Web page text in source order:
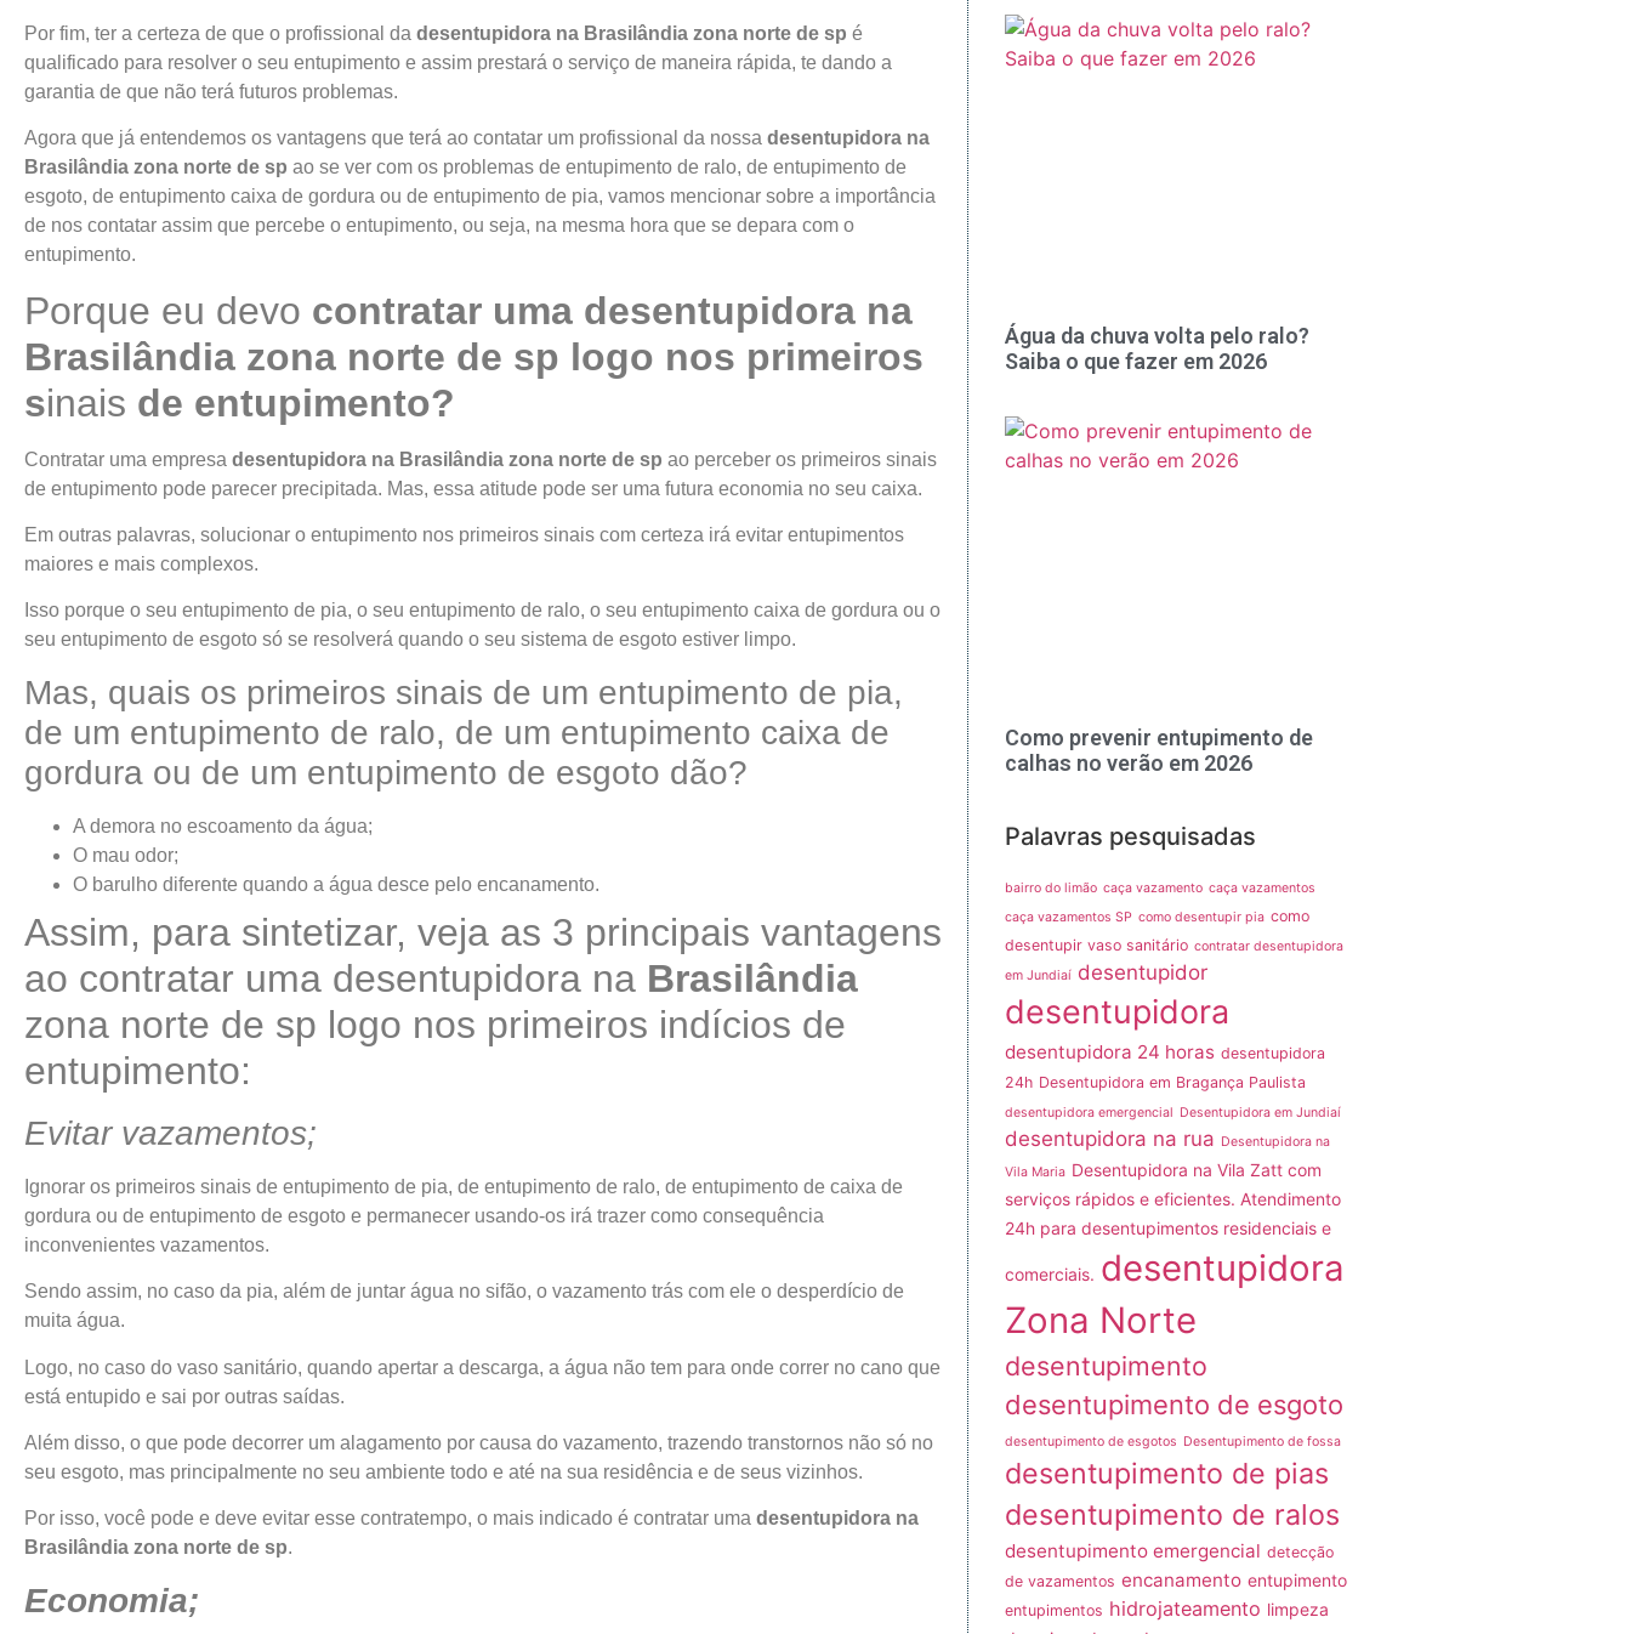
Por fim, ter a certeza de que o profissional da desentupidora na Brasilândia zona norte de sp é
qualificado para resolver o seu entupimento e assim prestará o serviço de maneira rápida, te dando a
garantia de que não terá futuros problemas.
Agora que já entendemos os vantagens que terá ao contatar um profissional da nossa desentupidora na
Brasilândia zona norte de sp ao se ver com os problemas de entupimento de ralo, de entupimento de
esgoto, de entupimento caixa de gordura ou de entupimento de pia, vamos mencionar sobre a importância
de nos contatar assim que percebe o entupimento, ou seja, na mesma hora que se depara com o
entupimento.
Porque eu devo contratar uma desentupidora na
Brasilândia zona norte de sp logo nos primeiros
sinais de entupimento?
Contratar uma empresa desentupidora na Brasilândia zona norte de sp ao perceber os primeiros sinais
de entupimento pode parecer precipitada. Mas, essa atitude pode ser uma futura economia no seu caixa.
Em outras palavras, solucionar o entupimento nos primeiros sinais com certeza irá evitar entupimentos
maiores e mais complexos.
Isso porque o seu entupimento de pia, o seu entupimento de ralo, o seu entupimento caixa de gordura ou o
seu entupimento de esgoto só se resolverá quando o seu sistema de esgoto estiver limpo.
Mas, quais os primeiros sinais de um entupimento de pia,
de um entupimento de ralo, de um entupimento caixa de
gordura ou de um entupimento de esgoto dão?
A demora no escoamento da água;
O mau odor;
O barulho diferente quando a água desce pelo encanamento.
Assim, para sintetizar, veja as 3 principais vantagens
ao contratar uma desentupidora na Brasilândia
zona norte de sp logo nos primeiros indícios de
entupimento:
Evitar vazamentos;
Ignorar os primeiros sinais de entupimento de pia, de entupimento de ralo, de entupimento de caixa de
gordura ou de entupimento de esgoto e permanecer usando-os irá trazer como consequência
inconvenientes vazamentos.
Sendo assim, no caso da pia, além de juntar água no sifão, o vazamento trás com ele o desperdício de
muita água.
Logo, no caso do vaso sanitário, quando apertar a descarga, a água não tem para onde correr no cano que
está entupido e sai por outras saídas.
Além disso, o que pode decorrer um alagamento por causa do vazamento, trazendo transtornos não só no
seu esgoto, mas principalmente no seu ambiente todo e até na sua residência e de seus vizinhos.
Por isso, você pode e deve evitar esse contratempo, o mais indicado é contratar uma desentupidora na
Brasilândia zona norte de sp.
Economia;
Água da chuva volta pelo ralo?
Saiba o que fazer em 2026
Como prevenir entupimento de
calhas no verão em 2026
Palavras pesquisadas
bairro do limão caça vazamento caça vazamentos
caça vazamentos SP como desentupir pia como
desentupir vaso sanitário contratar desentupidora
em Jundiaí desentupidor
desentupidora
desentupidora 24 horas desentupidora
24h Desentupidora em Bragança Paulista
desentupidora emergencial Desentupidora em Jundiaí
desentupidora na rua Desentupidora na
Vila Maria Desentupidora na Vila Zatt com
serviços rápidos e eficientes. Atendimento
24h para desentupimentos residenciais e
comerciais. desentupidora
Zona Norte
desentupimento
desentupimento de esgoto
desentupimento de esgotos Desentupimento de fossa
desentupimento de pias
desentupimento de ralos
desentupimento emergencial detecção
de vazamentos encanamento entupimento
entupimentos hidrojateamento limpeza